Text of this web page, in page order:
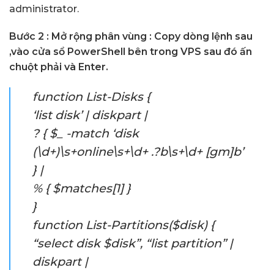
administrator.
Bước 2 : Mở rộng phân vùng : Copy dòng lệnh sau
,vào cửa sổ PowerShell bên trong VPS sau đó ấn
chuột phải và Enter.
function List-Disks {
‘list disk’ | diskpart |
? { $_ -match ‘disk
(\d+)\s+online\s+\d+ .?b\s+\d+ [gm]b’
} |
% { $matches[1] }
}
function List-Partitions($disk) {
“select disk $disk”, “list partition” |
diskpart |